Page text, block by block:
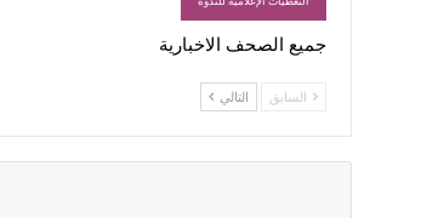
جميع الصحف الاخبارية
السابق التالي